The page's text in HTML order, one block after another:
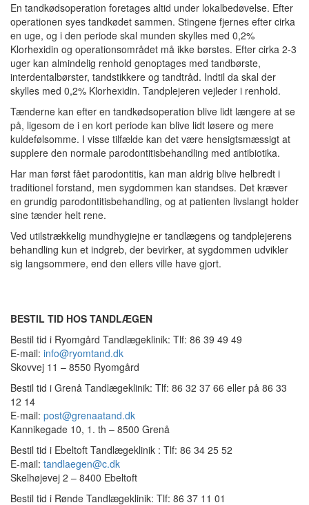
En tandkødsoperation foretages altid under lokalbedøvelse. Efter
operationen syes tandkødet sammen. Stingene fjernes efter cirka
en uge, og i den periode skal munden skylles med 0,2%
Klorhexidin og operationsområdet må ikke børstes. Efter cirka 2-3
uger kan almindelig renhold genoptages med tandbørste,
interdentalbørster, tandstikkere og tandtråd. Indtil da skal der
skylles med 0,2% Klorhexidin. Tandplejeren vejleder i renhold.
Tænderne kan efter en tandkødsoperation blive lidt længere at se
på, ligesom de i en kort periode kan blive lidt løsere og mere
kuldefølsomme. I visse tilfælde kan det være hensigtsmæssigt at
supplere den normale parodontitisbehandling med antibiotika.
Har man først fået parodontitis, kan man aldrig blive helbredt i
traditionel forstand, men sygdommen kan standses. Det kræver
en grundig parodontitisbehandling, og at patienten livslangt holder
sine tænder helt rene.
Ved utilstrækkelig mundhygiejne er tandlægens og tandplejerens
behandling kun et indgreb, der bevirker, at sygdommen udvikler
sig langsommere, end den ellers ville have gjort.
BESTIL TID HOS TANDLÆGEN
Bestil tid i Ryomgård Tandlægeklinik: Tlf: 86 39 49 49
E-mail: info@ryomtand.dk
Skovvej 11 – 8550 Ryomgård
Bestil tid i Grenå Tandlægeklinik: Tlf: 86 32 37 66 eller på 86 33
12 14
E-mail: post@grenaatand.dk
Kannikegade 10, 1. th – 8500 Grenå
Bestil tid i Ebeltoft Tandlægeklinik : Tlf: 86 34 25 52
E-mail: tandlaegen@c.dk
Skelhøjevej 2 – 8400 Ebeltoft
Bestil tid i Rønde Tandlægeklinik: Tlf: 86 37 11 01